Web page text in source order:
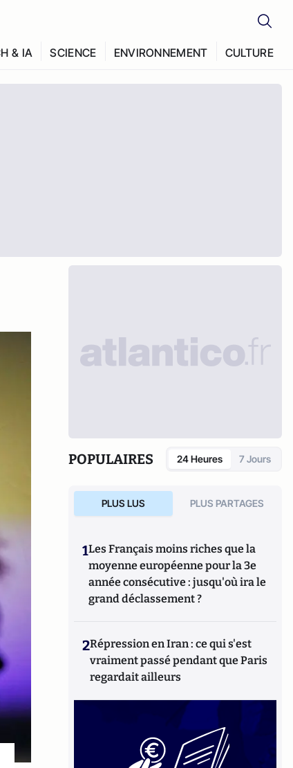
& IA SCIENCE ENVIRONNEMENT CULTURE
POPULAIRES 24 Heures 7 Jours
PLUS LUS PLUS PARTAGES
1Les Français moins riches que la
moyenne européenne pour la 3e
année consécutive : jusqu'où ira le
grand déclassement ?
2Répression en Iran : ce qui s'est
vraiment passé pendant que Paris
regardait ailleurs